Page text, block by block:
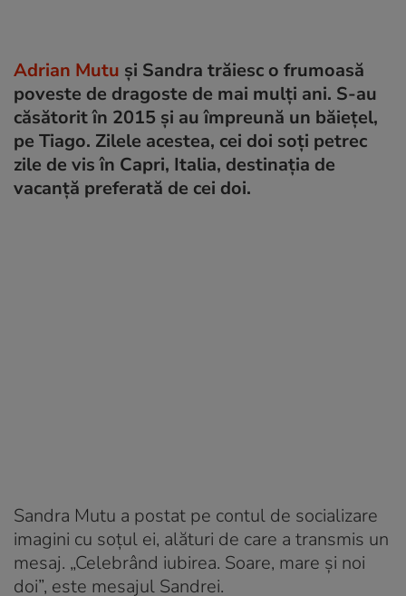
Adrian Mutu și Sandra trăiesc o frumoasă
poveste de dragoste de mai mulți ani. S-au
căsătorit în 2015 și au împreună un băiețel,
pe Tiago. Zilele acestea, cei doi soți petrec
zile de vis în Capri, Italia, destinația de
vacanță preferată de cei doi.
Sandra Mutu a postat pe contul de socializare
imagini cu soțul ei, alături de care a transmis un
mesaj. „Celebrând iubirea. Soare, mare și noi
doi”, este mesajul Sandrei.